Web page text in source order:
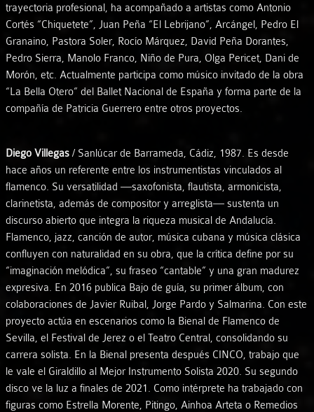
trayectoria profesional, ha acompañado a artistas como Antonio
Cortés “Chiquetete”, Juan Peña “El Lebrijano”, Arcángel, Pedro El
Granaino, Pastora Soler, Rocío Márquez, David Peña Dorantes,
Pedro Sierra, Manolo Franco, Niño de Pura, Olga Pericet, Dani de
Morón, etc. Actualmente participa como músico invitado de la obra
“La Bella Otero” del Ballet Nacional de España y forma parte de la
compañía de Patricia Guerrero entre otros proyectos.
Diego Villegas / Sanlúcar de Barrameda, Cádiz, 1987. Es desde
hace años un referente entre los instrumentistas vinculados al
flamenco. Su versatilidad —saxofonista, flautista, armonicista,
clarinetista, además de compositor y arreglista— sustenta un
discurso abierto que integra la riqueza musical de Andalucía.
Flamenco, jazz, canción de autor, música cubana y música clásica
confluyen con naturalidad en su obra, que la crítica define por su
“imaginación melódica”, su fraseo “cantable” y una gran madurez
expresiva. En 2016 publica Bajo de guía, su primer álbum, con
colaboraciones de Javier Ruibal, Jorge Pardo y Salmarina. Con este
proyecto actúa en escenarios como la Bienal de Flamenco de
Sevilla, el Festival de Jerez o el Teatro Central, consolidando su
carrera solista. En la Bienal presenta después CINCO, trabajo que
le vale el Giraldillo al Mejor Instrumento Solista 2020. Su segundo
disco ve la luz a finales de 2021. Como intérprete ha trabajado con
figuras como Estrella Morente, Pitingo, Ainhoa Arteta o Remedios